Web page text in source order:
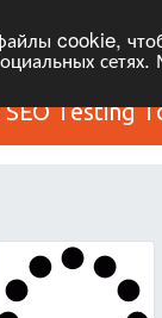
cookie,
SEO Testing